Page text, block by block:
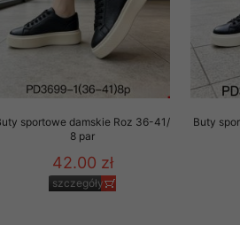
sportowe damskie Roz 36-41/
8 par
42.00 zł
szczegóły
Buty